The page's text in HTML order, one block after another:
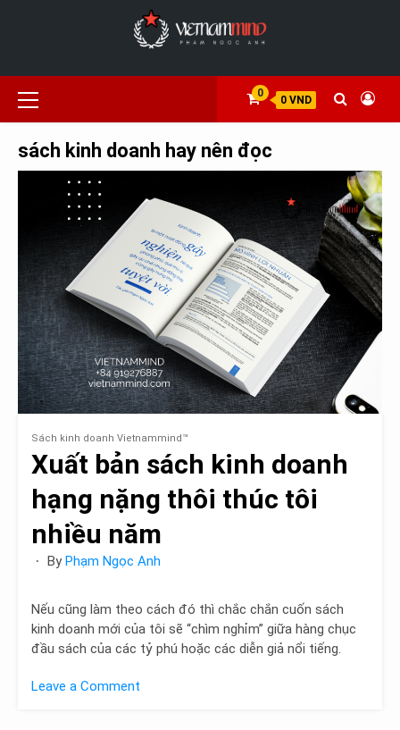
Primary
Menu
0
0 VND
sách kinh doanh hay nên đọc
Sách kinh doanh Vietnammind™
Xuất bản sách kinh doanh
hạng nặng thôi thúc tôi
nhiều năm
ByPhạm Ngọc Anh
Nếu cũng làm theo cách đó thì chắc chắn cuốn sách
kinh doanh mới của tôi sẽ “chìm nghỉm” giữa hàng chục
đầu sách của các tỷ phú hoặc các diễn giả nổi tiếng.
Leave a Comment